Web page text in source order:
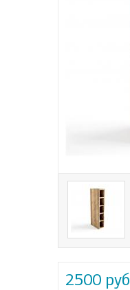
2500 руб